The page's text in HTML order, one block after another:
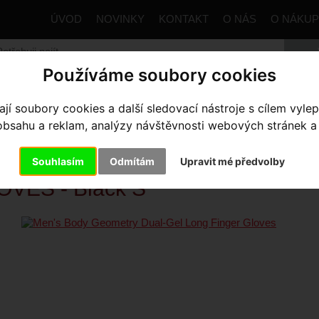
Používáme soubory cookies
soubory cookies a další sledovací nástroje s cílem
a reklam, analýzy návštěvnosti webových stránek
Souhlasím Odmítám Upravit mé předvolby
ÚVOD NOVINKY KONTAKT O NÁS O
Výbava pro jezdce Rukavice Pánské
Dlouhé
Geometry Dual-Gel Long Finger Gloves
BODY GEOMETRY DUAL-
- Black S